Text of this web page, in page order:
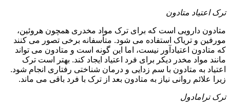
ترک اعتیاد متادون
متادون دارویی است که برای ترک مواد مخدری همچون هروئین،
مورفین و تریاک استفاده می شود. متأسفانه برخی تصور می کنند
که متادون اعتیادآور نیست، اما این گونه است و متادون می تواند
مانند مواد مخدر دیکر برای فرد اعتیاد ایجاد کند. بهتر است ترک
اعتیاد به متادون با سم زدایی و درمان شناختی رفتاری انجام شود.
زیرا علائم روانی نیاز به متادون بعد از ترک با فرد باقی می ماند.
ترک ترامادول